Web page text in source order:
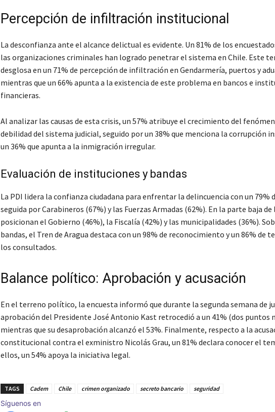
Percepción de infiltración institucional
La desconfianza ante el alcance delictual es evidente. Un 81% de los
las organizaciones criminales han logrado penetrar el sistema en Chile. Este
desglosa en un 71% de percepción de infiltración en Gendarmería, puertos y
mientras que un 66% apunta a la existencia de este problema en bancos e
financieras.
Al analizar las causas de esta crisis, un 57% atribuye el crecimiento del
debilidad del sistema judicial, seguido por un 38% que menciona la corrupción
un 36% que apunta a la inmigración irregular.
Evaluación de instituciones y bandas
La PDI lidera la confianza ciudadana para enfrentar la delincuencia con un 79%
seguida por Carabineros (67%) y las Fuerzas Armadas (62%). En la parte baja
posicionan el Gobierno (46%), la Fiscalía (42%) y las municipalidades (36%).
bandas, el Tren de Aragua destaca con un 98% de reconocimiento y un 86% de
los consultados.
Balance político: Aprobación y acusación
En el terreno político, la encuesta informó que durante la segunda semana de
aprobación del Presidente José Antonio Kast retrocedió a un 41% (dos puntos
mientras que su desaprobación alcanzó el 53%. Finalmente, respecto a la
constitucional contra el exministro Nicolás Grau, un 81% declara conocer el
ellos, un 54% apoya la iniciativa legal.
TAGS Cadem Chile crimen organizado secreto bancario seguridad
Síguenos en